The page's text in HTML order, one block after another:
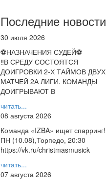
Последние новости
30 июля 2026
⚽НАЗНАЧЕНИЯ СУДЕЙ⚽
‼В СРЕДУ СОСТОЯТСЯ
ДОИГРОВКИ 2-Х ТАЙМОВ ДВУХ
МАТЧЕЙ 2А ЛИГИ. КОМАНДЫ
ДОИГРЫВАЮТ В
читать...
08 августа 2026
Команда «IZBA» ищет спарринг!
ПН (10.08),Торпедо, 20:30
https://vk.ru/christmasmusick
читать...
07 августа 2026